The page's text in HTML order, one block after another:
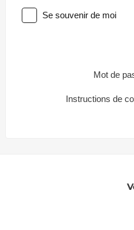
Se souvenir de moi
Mot de
Instructions de